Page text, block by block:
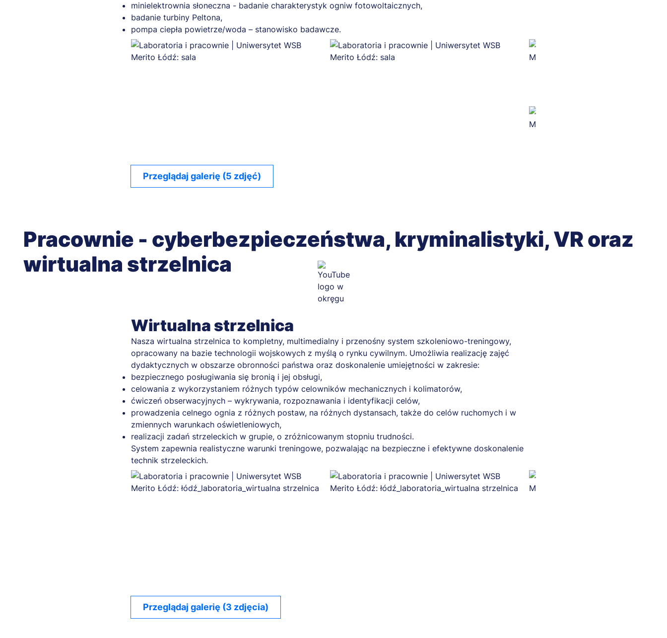
minielektrownia słoneczna - badanie charakterystyk ogniw fotowoltaicznych,
badanie turbiny Peltona,
pompa ciepła powietrze/woda – stanowisko badawcze.
Przeglądaj galerię (5 zdjęć)
Pracownie - cyberbezpieczeństwa, kryminalistyki, VR oraz
wirtualna strzelnica
Wirtualna strzelnica
Nasza wirtualna strzelnica to kompletny, multimedialny i przenośny system szkoleniowo-treningowy,
opracowany na bazie technologii wojskowych z myślą o rynku cywilnym. Umożliwia realizację zajęć
dydaktycznych w obszarze obronności państwa oraz doskonalenie umiejętności w zakresie:
bezpiecznego posługiwania się bronią i jej obsługi,
celowania z wykorzystaniem różnych typów celowników mechanicznych i kolimatorów,
ćwiczeń obserwacyjnych – wykrywania, rozpoznawania i identyfikacji celów,
prowadzenia celnego ognia z różnych postaw, na różnych dystansach, także do celów ruchomych i w
zmiennych warunkach oświetleniowych,
realizacji zadań strzeleckich w grupie, o zróżnicowanym stopniu trudności.
System zapewnia realistyczne warunki treningowe, pozwalając na bezpieczne i efektywne doskonalenie
technik strzeleckich.
Przeglądaj galerię (3 zdjęcia)